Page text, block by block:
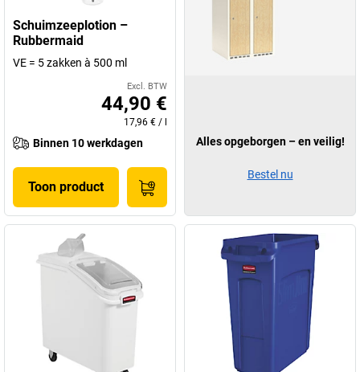
Schuimzeeplotion –
Rubbermaid
VE = 5 zakken à 500 ml
Excl. BTW
44,90 €
17,96 € /
Binnen 10 werkdagen
Toon product
Alles opgeborgen – en veilig!
Bestel nu